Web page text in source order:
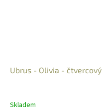
Ubrus - Olivia - čtvercový
Skladem